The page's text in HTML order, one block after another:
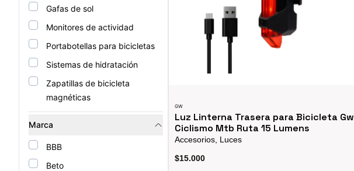
Gafas de sol
Monitores de actividad
Portabotellas para bicicletas
Sistemas de hidratación
Zapatillas de bicicleta
magnéticas
Marca
BBB
Beto
GW
Luz Linterna Trasera para Bicicleta Gw
Ciclismo Mtb Ruta 15 Lumens
Accesorios, Luces
$15.000